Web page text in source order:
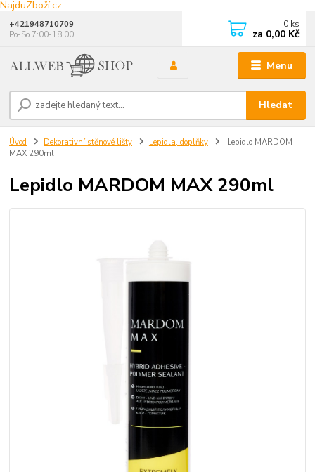
NajduZboží.cz
Menu
Hledat
+421948710709
Po-So 7:00-18:00
0 ks
za 0,00 Kč
Úvod Dekorativní stěnové lišty Lepidla, doplňky
Lepidlo MARDOM
MAX 290ml
Lepidlo MARDOM MAX 290ml